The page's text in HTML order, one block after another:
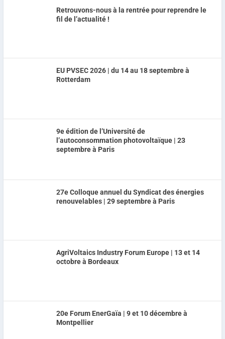
Retrouvons-nous à la rentrée pour reprendre le
fil de l’actualité !
EU PVSEC 2026 | du 14 au 18 septembre à
Rotterdam
9e édition de l’Université de
l’autoconsommation photovoltaïque | 23
septembre à Paris
27e Colloque annuel du Syndicat des énergies
renouvelables | 29 septembre à Paris
AgriVoltaics Industry Forum Europe | 13 et 14
octobre à Bordeaux
20e Forum EnerGaïa | 9 et 10 décembre à
Montpellier